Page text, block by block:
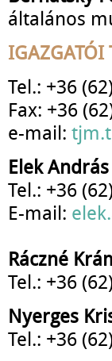
általános
IGAZGATÓI
Tel.: +36
Fax: +36
e-mail:
Elek András
Tel.: +36
E-mail:
Ráczné
Tel.: +36
Nyerges
Tel.: +36